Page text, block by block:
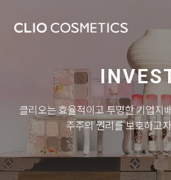
클리오는 효율적이고 투명한 기업지
주주의 권리를 보호하고